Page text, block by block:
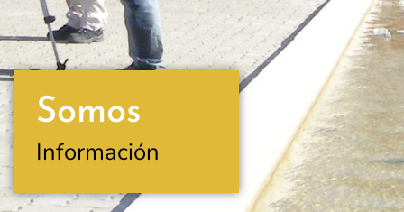
Somos
Información